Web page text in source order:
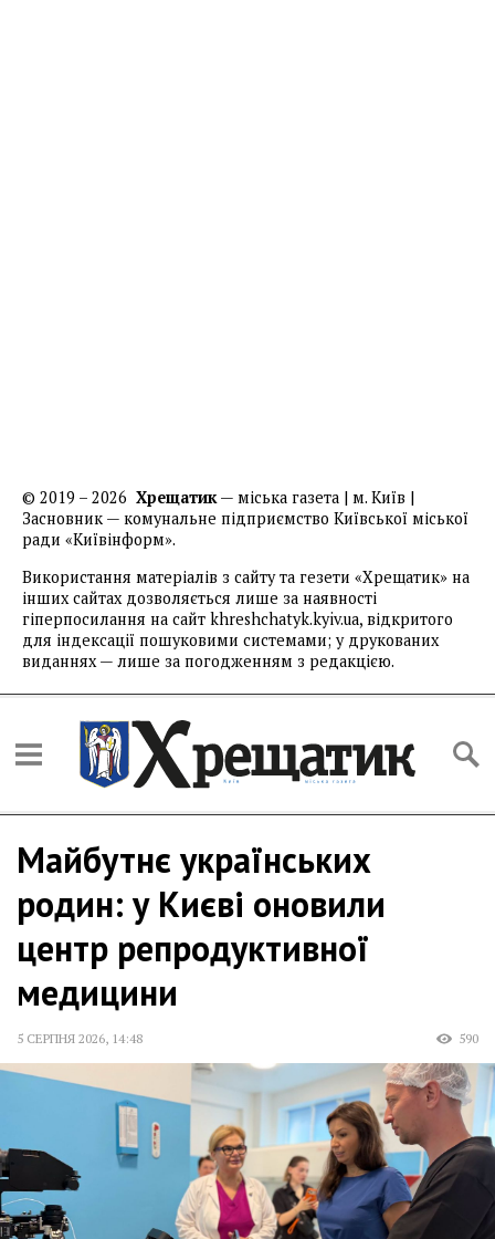
© 2019 – 2026 Хрещатик— міська газета | м. Київ |
Засновник — комунальне підприємство Київської міської
ради «Київінформ».
Використання матеріалів з сайту та гезети «Хрещатик» на
інших сайтах дозволяється лише за наявності
гіперпосилання на сайт khreshchatyk.kyiv.ua, відкритого
для індексації пошуковими системами; у друкованих
виданнях — лише за погодженням з редакцією.
Майбутнє українських
родин: у Києві оновили
центр репродуктивної
медицини
5 СЕРПНЯ 2026, 14:48 590